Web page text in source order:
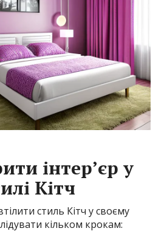
інтер’єр у
Кітч
стиль Кітч у своєму
кільком крокам: